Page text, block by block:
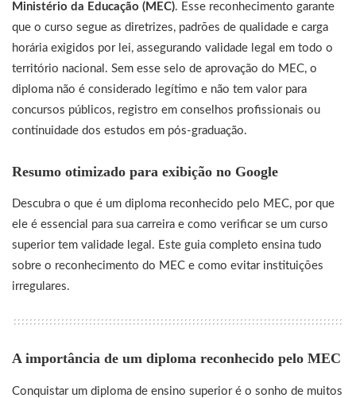
Ministério da Educação (MEC). Esse reconhecimento garante
que o curso segue as diretrizes, padrões de qualidade e carga
horária exigidos por lei, assegurando validade legal em todo o
território nacional. Sem esse selo de aprovação do MEC, o
diploma não é considerado legítimo e não tem valor para
concursos públicos, registro em conselhos profissionais ou
continuidade dos estudos em pós-graduação.
Resumo otimizado para exibição no Google
Descubra o que é um diploma reconhecido pelo MEC, por que
ele é essencial para sua carreira e como verificar se um curso
superior tem validade legal. Este guia completo ensina tudo
sobre o reconhecimento do MEC e como evitar instituições
irregulares.
A importância de um diploma reconhecido pelo MEC
Conquistar um diploma de ensino superior é o sonho de muitos